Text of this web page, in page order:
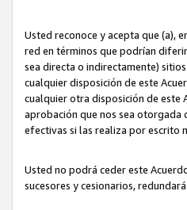
Usted reconoce y acepta que (a),
red en términos que podrían
sea directa o indirectamente)
cualquier disposición de este
cualquier otra disposición de este
aprobación que nos sea otorgada
efectivas si las realiza por escrito
Usted no podrá ceder este
sucesores y cesionarios,